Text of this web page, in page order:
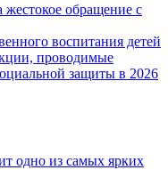
жестокое обращение с
воспитания детей
проводимые
защиты в 2026
одно из самых ярких